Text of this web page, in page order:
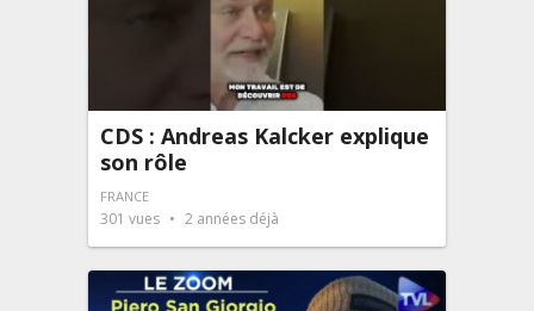
CDS : Andreas Kalcker explique
son rôle
FRANCE
301 vues 2 années déjà